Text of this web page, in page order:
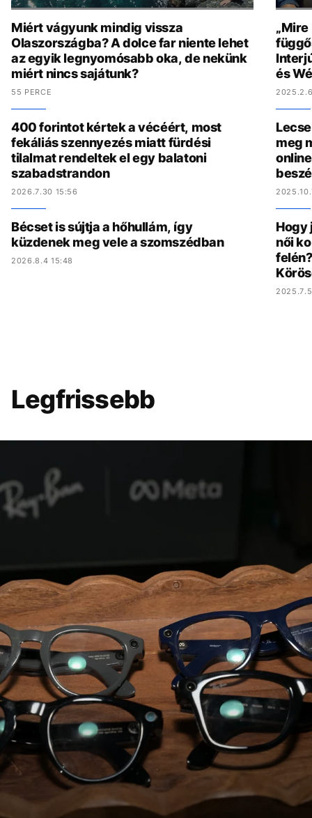
Miért vágyunk mindig vissza
Olaszországba? A dolce far niente lehet
az egyik legnyomósabb oka, de nekünk
miért nincs sajátunk?
55 PERCE
400 forintot kértek a vécéért, most
fekáliás szennyezés miatt fürdési
tilalmat rendeltek el egy balatoni
szabadstrandon
2026.7.30 15:56
Bécset is sújtja a hőhullám, így
küzdenek meg vele a szomszédban
2026.8.4 15:48
és
meg
Hogy
női
Legfrissebb